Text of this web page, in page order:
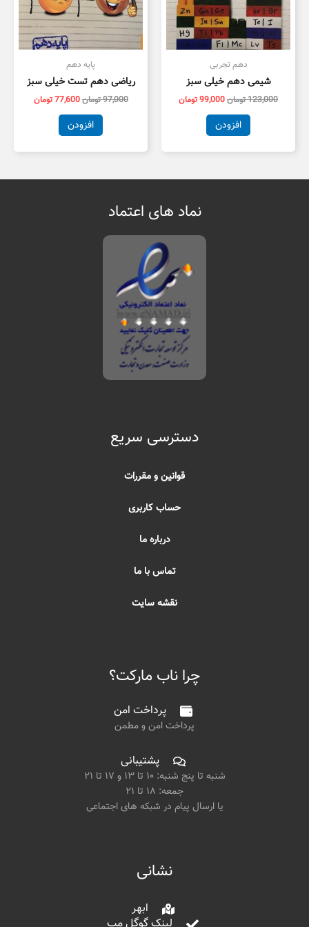
دهم تجربی
شیمی دهم خیلی سبز
123,000تومان99,000تومان
افزودن
پایه دهم
ریاضی دهم تست خیلی سبز
97,000تومان77,600تومان
افزودن
نماد های اعتماد
دسترسی سریع
قوانین و مقررات
حساب کاربری
درباره ما
تماس با ما
نقشه سایت
چرا ناب مارکت؟
پرداخت امن
پرداخت امن و مطمن
پشتیبانی
شنبه تا پنج شنبه: ۱۰ تا ۱۳ و ۱۷ تا ۲۱
جمعه: ۱۸ تا ۲۱
یا ارسال پیام در شبکه های اجتماعی
نشانی
ابهر